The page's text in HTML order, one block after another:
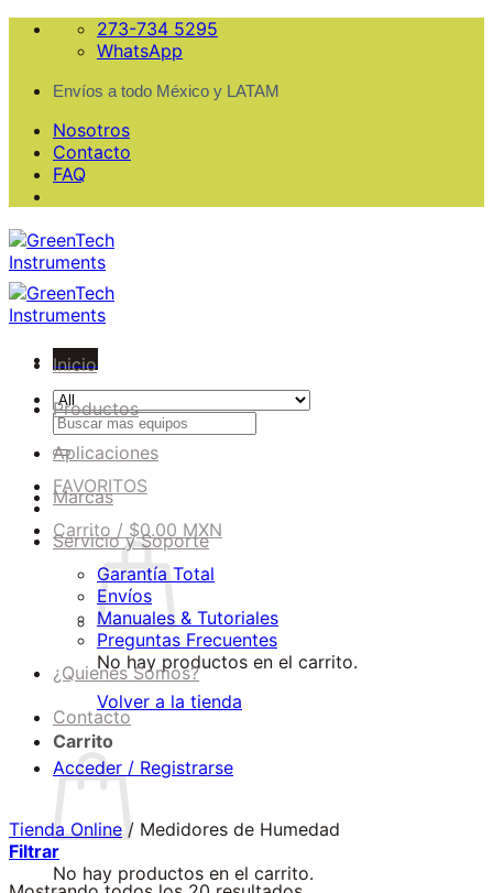
Skip
273-734 5295
WhatsApp
Envíos a todo México y LATAM
Nosotros
Contacto
FAQ
Menu
Buscar
por:
FAVORITOS
Carrito / $0.00 MXN
No hay productos en el carrito.
Volver a la tienda
Carrito
No hay productos en el carrito.
Inicio
Productos
Aplicaciones
Marcas
Servicio y Soporte
Garantía Total
Envíos
Manuales & Tutoriales
Preguntas Frecuentes
¿Quienes Somos?
Contacto
Acceder / Registrarse
Tienda Online / Medidores de Humedad
Filtrar